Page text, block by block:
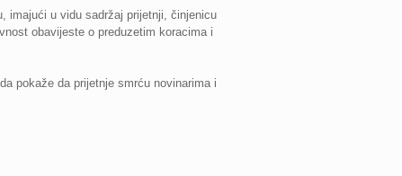
imajući u vidu sadržaj prijetnji, činjenicu
obavijeste o preduzetim koracima i
pokaže da prijetnje smrću novinarima i